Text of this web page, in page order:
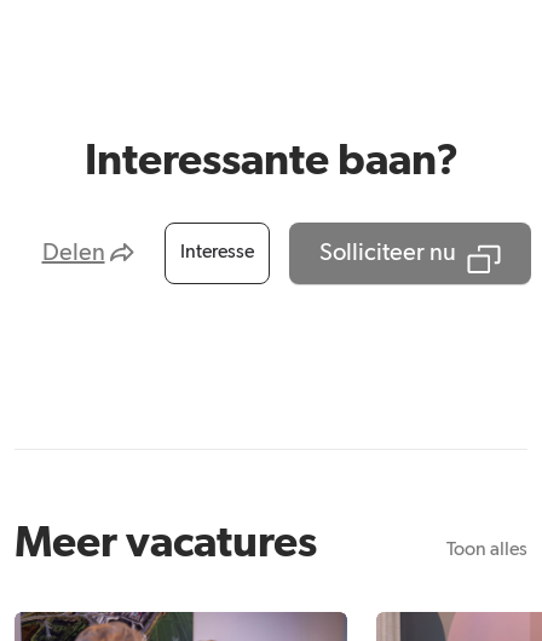
Interessante baan?
Delen Interesse Solliciteer nu
Meer vacatures Toon alles